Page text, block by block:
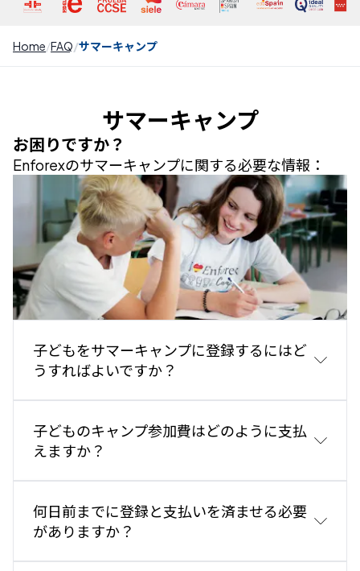
Home FAQ サマーキャンプ
サマーキャンプ
お困りですか？
Enforexのサマーキャンプに関する必要な情報：
子どもをサマーキャンプに登録するにはど
うすればよいですか？
最も速く簡単な方法は、当社のウェブサイトで予約手
続きを完了するこ
とです。以下のリンクをクリックし
てください：
PDF申込書をダウンロードして印刷することもできま
ここをクリックしてPDF申込書をダウンロード
申込書を電子メールで受け取りたい場合は、
info@enforex.com
の申込書はregistration@enforex.com宛に電子メ
子どものキャンプ参加費はどのように支払
えますか？
銀行振込（コピーをお送りください）で当社の口座
へ。
クレジットカード：VisaまたはMasterCardでのお支
何日前までに登録と支払いを済ませる必要
がありますか？